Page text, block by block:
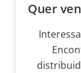
Quer